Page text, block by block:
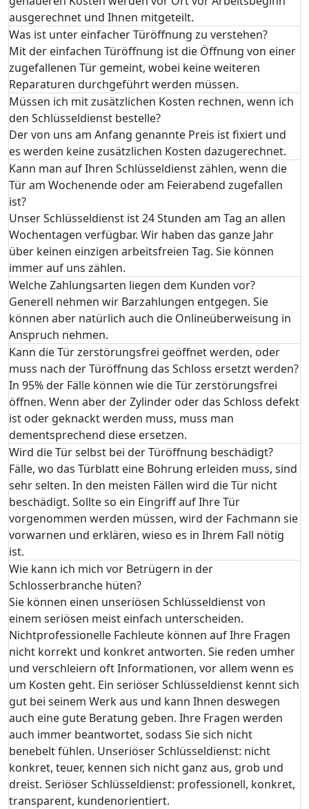
ausgerechnet und Ihnen mitgeteilt.
Was ist unter einfacher Türöffnung zu verstehen?
Mit der einfachen Türöffnung ist die Öffnung von einer
zugefallenen Tür gemeint, wobei keine weiteren
Reparaturen durchgeführt werden müssen.
Müssen ich mit zusätzlichen Kosten rechnen, wenn ich
den Schlüsseldienst bestelle?
Der von uns am Anfang genannte Preis ist fixiert und
es werden keine zusätzlichen Kosten dazugerechnet.
Kann man auf Ihren Schlüsseldienst zählen, wenn die
Tür am Wochenende oder am Feierabend zugefallen
ist?
Unser Schlüsseldienst ist 24 Stunden am Tag an allen
Wochentagen verfügbar. Wir haben das ganze Jahr
über keinen einzigen arbeitsfreien Tag. Sie können
immer auf uns zählen.
Welche Zahlungsarten liegen dem Kunden vor?
Generell nehmen wir Barzahlungen entgegen. Sie
können aber natürlich auch die Onlineüberweisung in
Anspruch nehmen.
Kann die Tür zerstörungsfrei geöffnet werden, oder
muss nach der Türöffnung das Schloss ersetzt werden?
In 95% der Fälle können wie die Tür zerstörungsfrei
öffnen. Wenn aber der Zylinder oder das Schloss defekt
ist oder geknackt werden muss, muss man
dementsprechend diese ersetzen.
Wird die Tür selbst bei der Türöffnung beschädigt?
Fälle, wo das Türblatt eine Bohrung erleiden muss, sind
sehr selten. In den meisten Fällen wird die Tür nicht
beschädigt. Sollte so ein Eingriff auf Ihre Tür
vorgenommen werden müssen, wird der Fachmann sie
vorwarnen und erklären, wieso es in Ihrem Fall nötig
ist.
Wie kann ich mich vor Betrügern in der
Schlosserbranche hüten?
Sie können einen unseriösen Schlüsseldienst von
einem seriösen meist einfach unterscheiden.
Nichtprofessionelle Fachleute können auf Ihre Fragen
nicht korrekt und konkret antworten. Sie reden umher
und verschleiern oft Informationen, vor allem wenn es
um Kosten geht. Ein seriöser Schlüsseldienst kennt sich
gut bei seinem Werk aus und kann Ihnen deswegen
auch eine gute Beratung geben. Ihre Fragen werden
auch immer beantwortet, sodass Sie sich nicht
benebelt fühlen. Unseriöser Schlüsseldienst: nicht
konkret, teuer, kennen sich nicht ganz aus, grob und
dreist. Seriöser Schlüsseldienst: professionell, konkret,
transparent, kundenorientiert.